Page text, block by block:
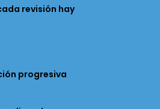
revisión hay
progresiva